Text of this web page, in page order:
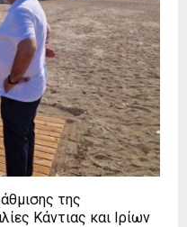
της
Κάντιας και Ιρίων